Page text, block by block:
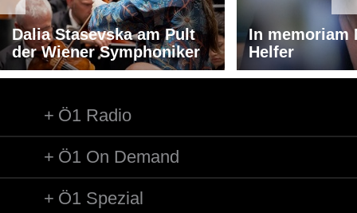
Dalia Stasevska am Pult
der Wiener Symphoniker
In memoriam
Helfer
Ö1 Radio
Ö1 On Demand
Ö1 Spezial